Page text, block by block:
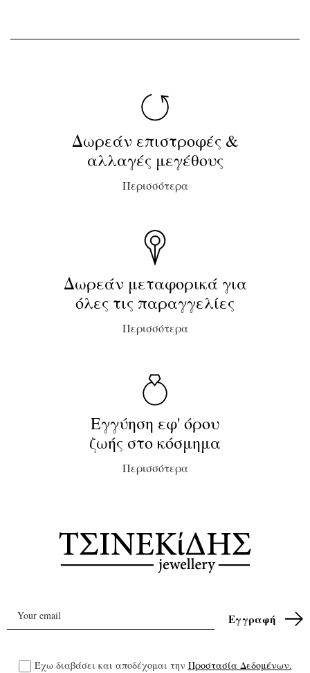
Δωρεάν επιστροφές &
αλλαγές μεγέθους
Περισσότερα
Δωρεάν μεταφορικά για
όλες τις παραγγελίες
Περισσότερα
Εγγύηση εφ' όρου
ζωής στο κόσμημα
Περισσότερα
Έχω διαβάσει και αποδέχομαι την Προστασία Δεδομένων.